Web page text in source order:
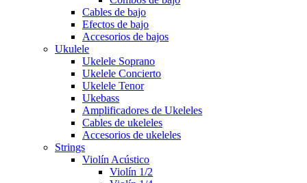
Cables de bajo
Efectos de bajo
Accesorios de bajos
Ukulele
Ukelele Soprano
Ukelele Concierto
Ukelele Tenor
Ukebass
Amplificadores de Ukeleles
Cables de ukeleles
Accesorios de ukeleles
Strings
Violín Acústico
Violín 1/2